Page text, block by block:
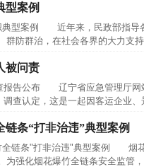
型案例
型案例 近年来，民政部指导
群防群治，在社会各界的大力支
被问责
报告公布 辽宁省应急管理厅网
调查认定，这是一起因客运企业
条“打非治违”典型案例
链条"打非治违"典型案例 烟花
为强化烟花爆竹全链条安全监管